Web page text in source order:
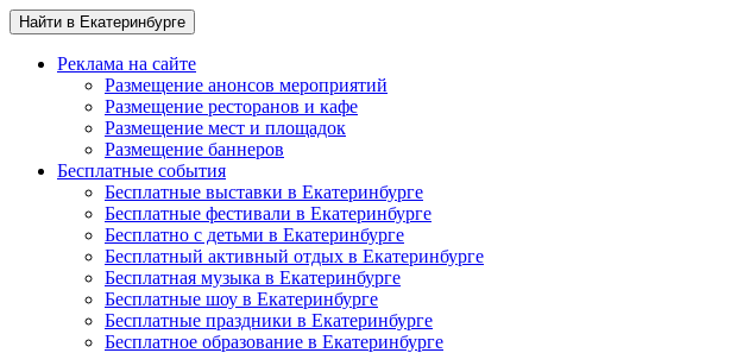
Найти в Екатеринбурге
Реклама на сайте
Размещение анонсов мероприятий
Размещение ресторанов и кафе
Размещение мест и площадок
Размещение баннеров
Бесплатные события
Бесплатные выставки в Екатеринбурге
Бесплатные фестивали в Екатеринбурге
Бесплатно с детьми в Екатеринбурге
Бесплатный активный отдых в Екатеринбурге
Бесплатная музыка в Екатеринбурге
Бесплатные шоу в Екатеринбурге
Бесплатные праздники в Екатеринбурге
Бесплатное образование в Екатеринбурге